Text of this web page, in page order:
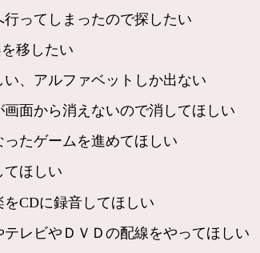
ってしまったので探したい
移したい
、アルファベットしか出ない
面から消えないので消してほしい
たゲームを進めてほしい
てほしい
CDに録音してほしい
レビやＤＶＤの配線をやってほしい